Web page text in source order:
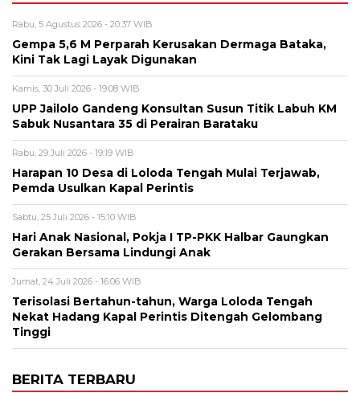
Rabu, 5 Agustus 2026 - 20:37 WIB
Gempa 5,6 M Perparah Kerusakan Dermaga Bataka,
Kini Tak Lagi Layak Digunakan
Kamis, 30 Juli 2026 - 19:08 WIB
UPP Jailolo Gandeng Konsultan Susun Titik Labuh KM
Sabuk Nusantara 35 di Perairan Barataku
Rabu, 29 Juli 2026 - 19:19 WIB
Harapan 10 Desa di Loloda Tengah Mulai Terjawab,
Pemda Usulkan Kapal Perintis
Sabtu, 25 Juli 2026 - 15:10 WIB
Hari Anak Nasional, Pokja I TP-PKK Halbar Gaungkan
Gerakan Bersama Lindungi Anak
Jumat, 24 Juli 2026 - 16:06 WIB
Terisolasi Bertahun-tahun, Warga Loloda Tengah
Nekat Hadang Kapal Perintis Ditengah Gelombang
Tinggi
BERITA TERBARU